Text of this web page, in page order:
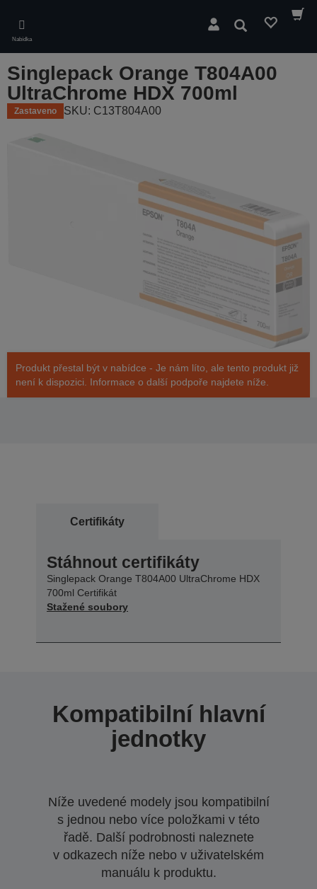
main
content
Nabídka
Hledat
Singlepack Orange T804A00
UltraChrome HDX 700ml
Zastaveno SKU: C13T804A00
Produkt přestal být v nabídce - Je nám líto, ale tento produkt již
není k dispozici. Informace o další podpoře najdete níže.
Certifikáty
Stáhnout certifikáty
Singlepack Orange T804A00 UltraChrome HDX
700ml Certifikát
Stažené soubory
Kompatibilní hlavní
jednotky
Níže uvedené modely jsou kompatibilní
s jednou nebo více položkami v této
řadě. Další podrobnosti naleznete
v odkazech níže nebo v uživatelském
manuálu k produktu.